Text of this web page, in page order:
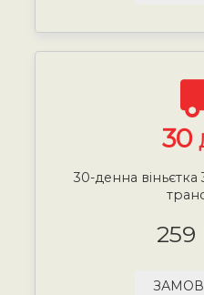
30
30-денна віньєтка
259